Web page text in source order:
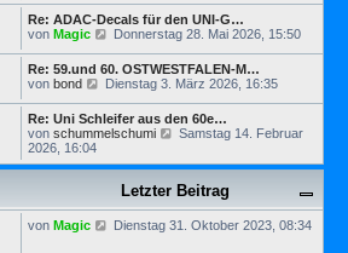
r
a
g
u
e
s
t
e
r
e
i
t
a
g
Re: ADAC-Decals für den UNI-G…
von Magic
N
u
e
s
t
e
r
e
r
a
Donnerstag 28. Mai 2026, 15:50
Re: 59.und 60. OSTWESTFALEN-M…
von bond
N
u
e
s
e
e
i
Dienstag 3. März 2026, 16:35
Re: Uni Schleifer aus den 60e…
von schummelschumi
N
u
s
t
e
r
Samstag 14. Februar
2026, 16:04
Letzter Beitrag
von Magic
NDienstag 31. Oktober 2023, 08:34